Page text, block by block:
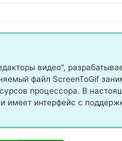
видео",
файл ScreenToGif
процессора. В
имеет интерфейс с